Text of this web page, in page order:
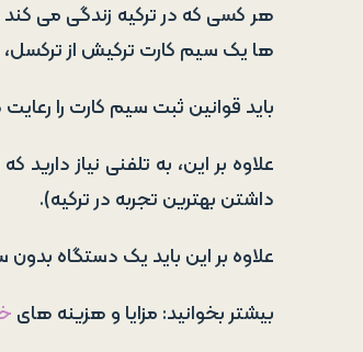
هر کسی که در ترکیه زندگی می کند
ها یک سیم کارت ترکیش از ترکسل،
باید قوانین ثبت سیم کارت را رعایت
علاوه بر این، به تلفنی نیاز
داشتن بهترین تجربه در ترکیه).
علاوه بر این باید یک دستگاه
بیشتر بخوانید: مزایا و هزینه های